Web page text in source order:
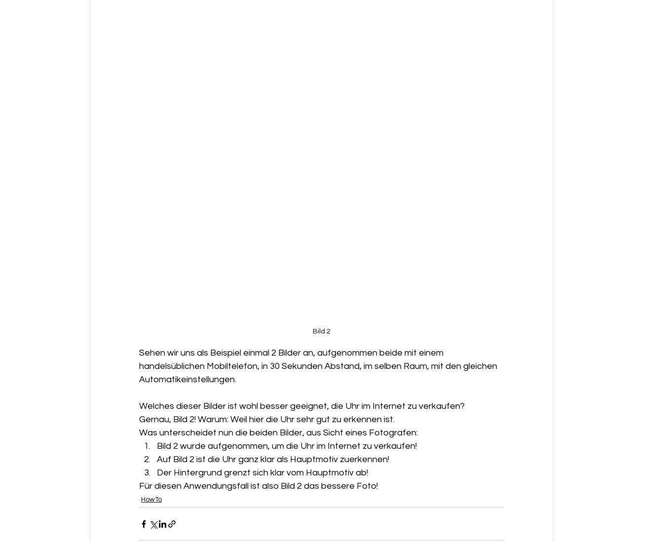
Bild 2
Sehen wir uns als Beispiel einmal 2 Bilder an, aufgenommen beide mit einem
handelsüblichen Mobiltelefon, in 30 Sekunden Abstand, im selben Raum, mit den gleichen
Automatikeinstellungen.
Welches dieser Bilder ist wohl besser geeignet, die Uhr im Internet zu verkaufen?
Gernau, Bild 2! Warum: Weil hier die Uhr sehr gut zu erkennen ist.
Was unterscheidet nun die beiden Bilder, aus Sicht eines Fotografen:
Bild 2 wurde aufgenommen, um die Uhr im Internet zu verkaufen!
Auf Bild 2 ist die Uhr ganz klar als Hauptmotiv zuerkennen!
Der Hintergrund grenzt sich klar vom Hauptmotiv ab!
Für diesen Anwendungsfall ist also Bild 2 das bessere Foto!
HowTo